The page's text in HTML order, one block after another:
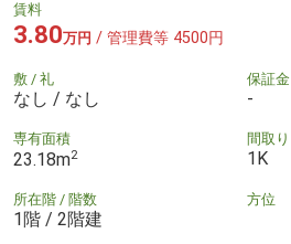
賃料
3.80万円 / 管理費等 4500円
敷 / 礼
なし / なし
保証金
-
専有面積
23.18m2
間取り
1K
所在階 / 階数
1階 / 2階建
方位